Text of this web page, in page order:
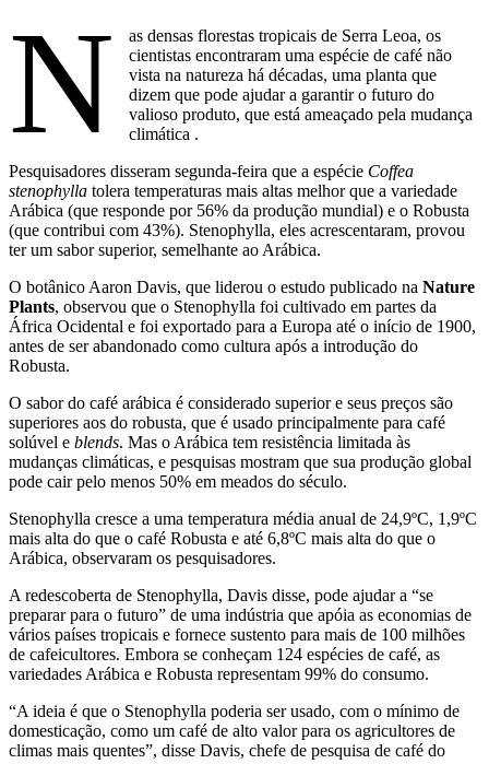
N
as densas florestas tropicais de Serra Leoa, os
cientistas encontraram uma espécie de café não
vista na natureza há décadas, uma planta que
dizem que pode ajudar a garantir o futuro do
valioso produto, que está ameaçado pela mudança
climática .
Pesquisadores disseram segunda-feira que a espécie Coffea
stenophylla tolera temperaturas mais altas melhor que a variedade
Arábica (que responde por 56% da produção mundial) e o Robusta
(que contribui com 43%). Stenophylla, eles acrescentaram, provou
ter um sabor superior, semelhante ao Arábica.
O botânico Aaron Davis, que liderou o estudo publicado na Nature
Plants, observou que o Stenophylla foi cultivado em partes da
África Ocidental e foi exportado para a Europa até o início de 1900,
antes de ser abandonado como cultura após a introdução do
Robusta.
O sabor do café arábica é considerado superior e seus preços são
superiores aos do robusta, que é usado principalmente para café
solúvel e blends. Mas o Arábica tem resistência limitada às
mudanças climáticas, e pesquisas mostram que sua produção global
pode cair pelo menos 50% em meados do século.
Stenophylla cresce a uma temperatura média anual de 24,9ºC, 1,9ºC
mais alta do que o café Robusta e até 6,8ºC mais alta do que o
Arábica, observaram os pesquisadores.
A redescoberta de Stenophylla, Davis disse, pode ajudar a “se
preparar para o futuro” de uma indústria que apóia as economias de
vários países tropicais e fornece sustento para mais de 100 milhões
de cafeicultores. Embora se conheçam 124 espécies de café, as
variedades Arábica e Robusta representam 99% do consumo.
“A ideia é que o Stenophylla poderia ser usado, com o mínimo de
domesticação, como um café de alto valor para os agricultores de
climas mais quentes”, disse Davis, chefe de pesquisa de café do